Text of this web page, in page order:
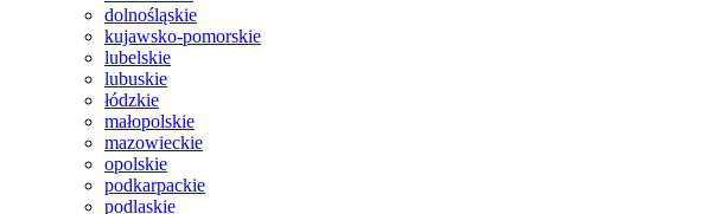
dolnośląskie
kujawsko-pomorskie
lubelskie
lubuskie
łódzkie
małopolskie
mazowieckie
opolskie
podkarpackie
podlaskie